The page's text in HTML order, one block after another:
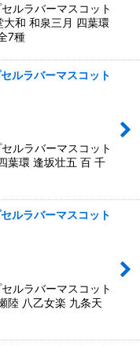
ルラバーマスコット
和 和泉三月 四葉環
7種
ルラバーマスコット
ルラバーマスコット
葉環 逢坂壮五 百 千
ルラバーマスコット
ルラバーマスコット
陸 八乙女楽 九条天